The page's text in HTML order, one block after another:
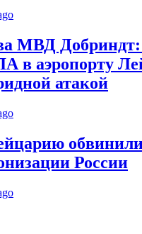
МВД Добриндт:
в аэропорту
атакой
России